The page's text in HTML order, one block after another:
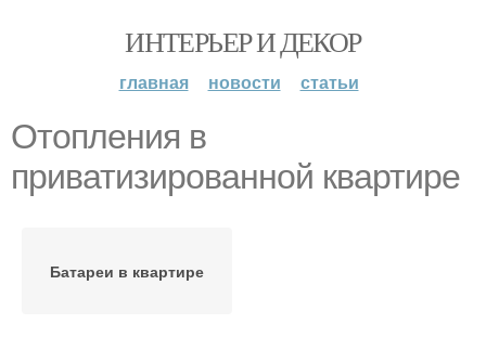
ИНТЕРЬЕР И ДЕКОР
главная новости статьи
Отопления в
приватизированной квартире
Батареи в квартире